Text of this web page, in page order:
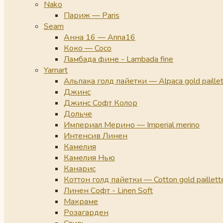
Nako
Париж — Paris
Seam
Анна 16 — Anna16
Коко — Coco
Ламбада фине - Lambada fine
Yarnart
Альпака голд пайетки — Alpaca gold
Джинс
Джинс Софт Колор
Дольче
Империал Мерино — Imperial merino
Интенсив Линен
Камелия
Камелия Нью
Канарис
Коттон голд пайетки — Cotton gold
Линен Софт - Linen Soft
Макраме
Розагарден